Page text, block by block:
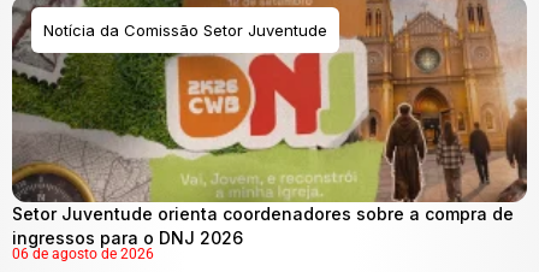
Notícia da Comissão Setor Juventude
Setor Juventude orienta coordenadores sobre a compra de
ingressos para o DNJ 2026
06 de agosto de 2026